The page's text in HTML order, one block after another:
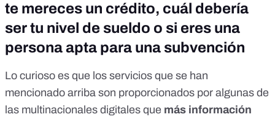
te mereces un crédito, cuál debería
ser tu nivel de sueldo o si eres una
persona apta para una subvención
Lo curioso es que los servicios que se han
mencionado arriba son proporcionados por algunas de
las multinacionales digitales que más información